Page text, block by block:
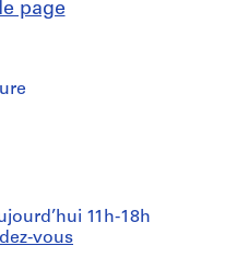
page
11h-18h
vous